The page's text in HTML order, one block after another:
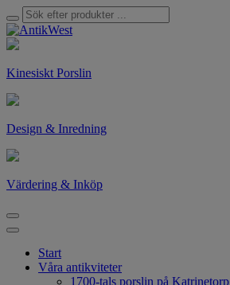
Kinesiskt Porslin
Design & Inredning
Värdering & Inköp
Start
Våra antikviteter
1700-tals porslin på Katrinetorp